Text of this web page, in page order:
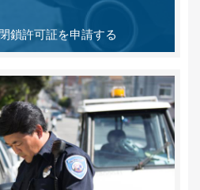
鎖許可証を申請する